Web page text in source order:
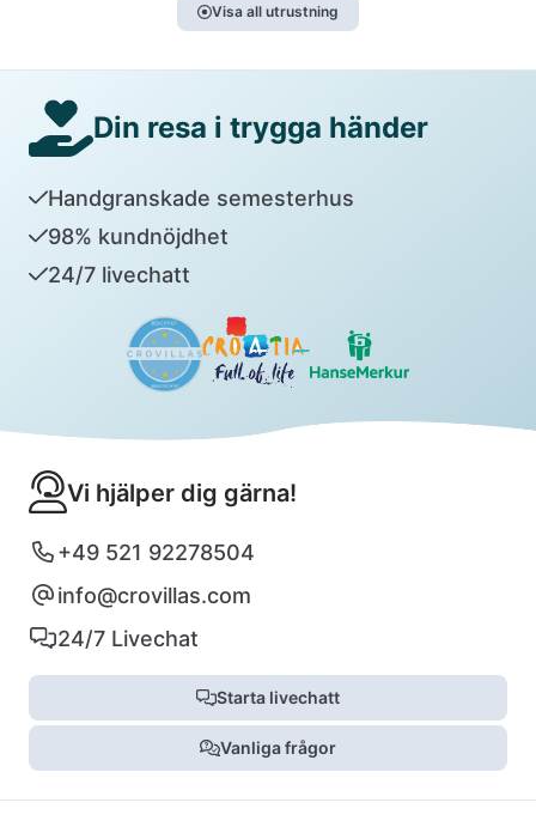
Visa all utrustning
Din resa i trygga händer
Handgranskade semesterhus
98% kundnöjdhet
24/7 livechatt
Vi hjälper dig gärna!
+49 521 92278504
info@crovillas.com
24/7 Livechat
Starta livechatt
Vanliga frågor